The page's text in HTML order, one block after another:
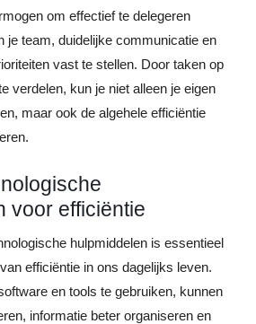
om effectief te delegeren
je team, duidelijke communicatie en
vast te stellen. Door taken op
verdelen, kun je niet alleen je eigen
maar ook de algehele efficiëntie
voor efficiëntie
hulpmiddelen is essentieel
efficiëntie in ons dagelijks leven.
en tools te gebruiken, kunnen
informatie beter organiseren en